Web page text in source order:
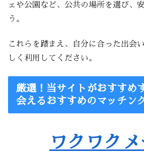
ェや公園など、公共の場所を選び、
う。
これらを踏まえ、自分に合った出会
しく利用してください。
厳選！当サイトがおすすめ
会えるおすすめのマッチン
ワクワク